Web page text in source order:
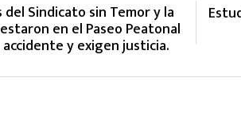
Sindicato sin Temor y la
en el Paseo Peatonal
y exigen justicia.